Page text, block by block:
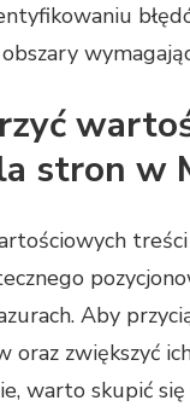
stron w
Aby
oraz zwiększyć
warto skupić